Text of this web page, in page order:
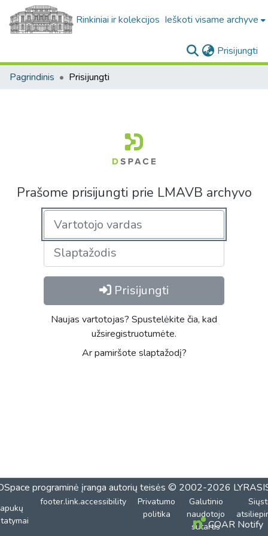
Rinkiniai ir kolekcijos Ieškoti visame archyve
Prisijungti
Pagrindinis Prisijungti
Prašome prisijungti prie LMAVB archyvo
Prisijungti
Naujas vartotojas? Spustelėkite čia, kad
užsiregistruotumėte.
Ar pamiršote slaptažodį?
programinė įranga autorių teisės © 2002-2026
footer.link.accessibility
Privatumo
politika
Galutinio
naudotojo
sutartisCOAR Notify